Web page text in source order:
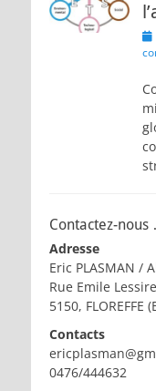
on
Contactez-nous
Adresse
Eric PLASMAN /
Rue Emile
5150, FLOREFFE
Contacts
0476/444632